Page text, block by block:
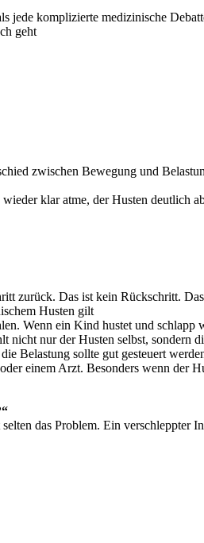
jede komplizierte medizinische
geht
zwischen Bewegung und
klar atme, der Husten
zurück. Das ist kein Rückschritt.
Husten gilt
Wenn ein Kind hustet und schlapp
nicht nur der Husten selbst,
Belastung sollte gut gesteuert
einem Arzt. Besonders wenn der
das Problem. Ein verschleppter